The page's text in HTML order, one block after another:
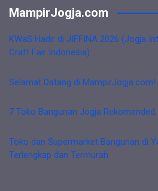
MampirJogja.com
KWaS Hadir di JIFFINA 2026 (Jogja
Craft Fair Indonesia)
Selamat Datang di MampirJogja.com!
7 Toko Bangunan Jogja
Toko dan Supermarket Bangunan di
Terlengkap dan Termurah